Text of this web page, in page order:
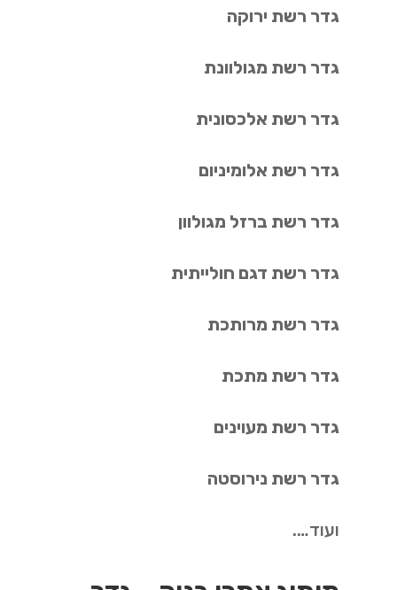
גדר רשת ירוקה
גדר רשת מגולוונת
גדר רשת אלכסונית
גדר רשת אלומיניום
גדר רשת ברזל מגולוון
גדר רשת דגם חולייתית
גדר רשת מרותכת
גדר רשת מתכת
גדר רשת מעוינים
גדר רשת נירוסטה
ועוד….